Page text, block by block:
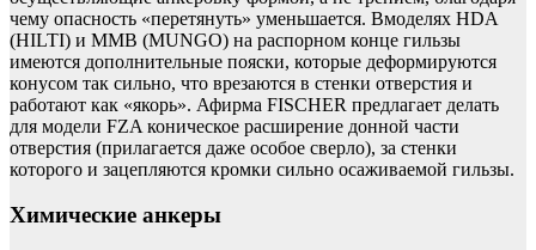
чему опасность «перетянуть» уменьшается. Вмоделях HDA
(HILTI) и MMB (MUNGO) на распорном конце гильзы
имеются дополнительные пояски, которые деформируются
конусом так сильно, что врезаются в стенки отверстия и
работают как «якорь». Афирма FISCHER предлагает делать
для модели FZA коническое расширение донной части
отверстия (прилагается даже особое сверло), за стенки
которого и зацепляются кромки сильно осаживаемой гильзы.
Химические анкеры